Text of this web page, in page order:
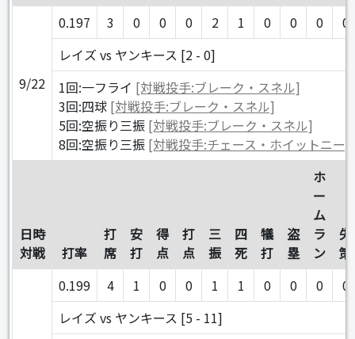
9/22
0.197 3 0 0 0 2 1 0 0 0
0
レイズ vs ヤンキース [2 - 0]
1回:一フライ [対戦投手:ブレーク・スネル]
3回:四球 [対戦投手:ブレーク・スネル]
5回:空振り三振 [対戦投手:ブレーク・スネル]
8回:空振り三振 [対戦投手:チェース・ホイットニー]
日時
対戦
打率
打
席
安
打
得
点
打
点
三
振
四
死
犠
打
盗
塁
ホ
ー
ム
ラ
ン
失
策
0.199 4 1 0 0 1 1 0 0 0
0
レイズ vs ヤンキース [5 - 11]